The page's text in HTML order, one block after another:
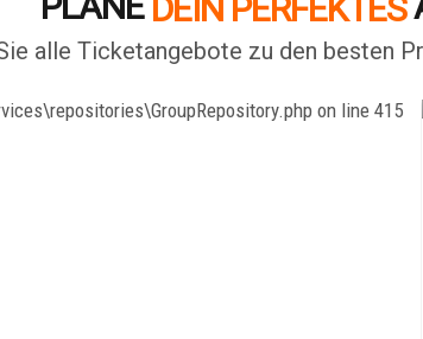
DEIN PERFEKTES
alle Ticketangebote zu den besten
on line 415